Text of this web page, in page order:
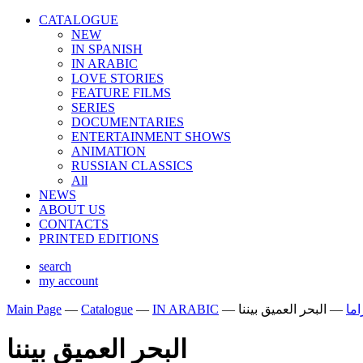
CATALOGUE
NEW
IN SPANISH
IN ARABIС
LOVE STORIES
FEATURE FILMS
SERIES
DOCUMENTARIES
ENTERTAINMENT SHOWS
ANIMATION
RUSSIAN CLASSICS
All
NEWS
ABOUT US
CONTACTS
PRINTED EDITIONS
search
my account
Main Page — Catalogue — IN ARABIС — — البحر العميق بيننا
البحر العميق بيننا